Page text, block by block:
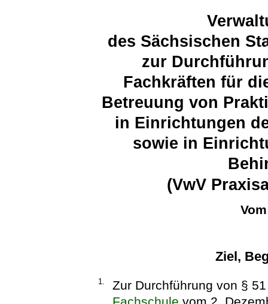
des Sächsischen
zur
Fachkräften für
Betreuung von
in Einrichtungen
sowie in
(VwV
Ziel,
1.
Zur Durchführung von §